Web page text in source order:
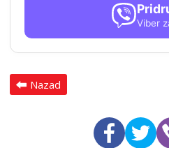
Viber
Nazad